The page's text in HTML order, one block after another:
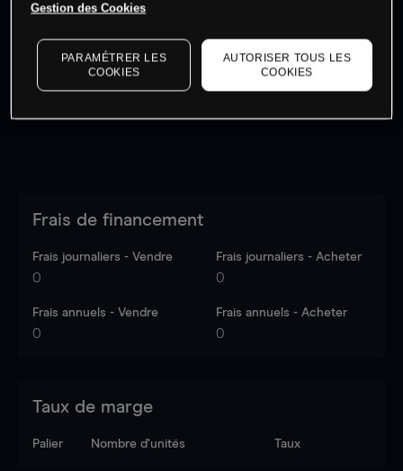
dernières données du marché.Log into see latest
market data
Frais de financement
Frais journaliers - Vendre
0
Frais journaliers - Acheter
0
Frais annuels - Vendre
0
Frais annuels - Acheter
0
Taux de marge
Palier Nombre d’unités Taux
Gestion des Cookies
PARAMÉTRER LES
COOKIES
AUTORISER TOUS LES
COOKIES